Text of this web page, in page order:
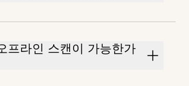
프라인 스캔이 가능한가